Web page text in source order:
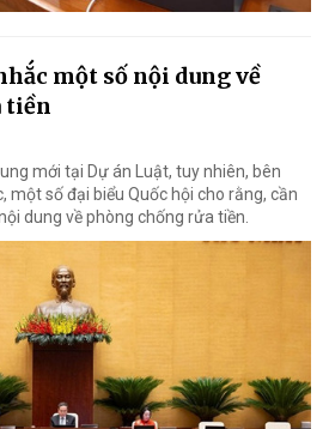
một số nội dung về
tiền
mới tại Dự án Luật, tuy nhiên, bên
một số đại biểu Quốc hội cho rằng, cần
dung về phòng chống rửa tiền.